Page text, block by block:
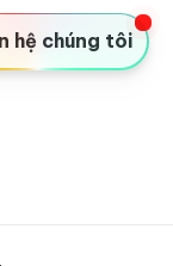
hệ chúng tôi